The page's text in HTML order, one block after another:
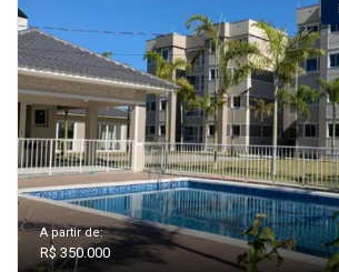
A partir de:
R$ 350.000